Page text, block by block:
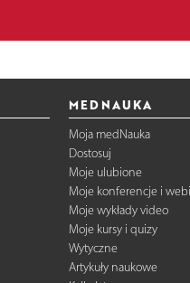
MEDNAUKA
Moja medNauka
Dostosuj
Moje ulubione
Moje konferencje i
Moje wykłady video
Moje kursy i quizy
Wytyczne
Artykuły naukowe